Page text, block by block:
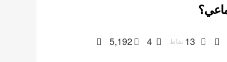
13 نقاط 4
5,192